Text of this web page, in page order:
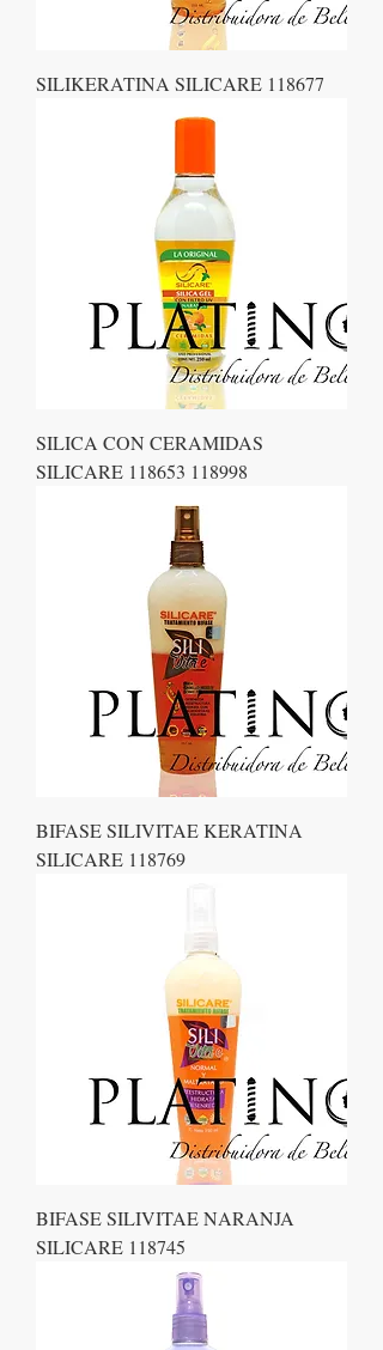
SILIKERATINA SILICARE 118677
SILICA CON CERAMIDAS
SILICARE 118653 118998
BIFASE SILIVITAE KERATINA
SILICARE 118769
BIFASE SILIVITAE NARANJA
SILICARE 118745